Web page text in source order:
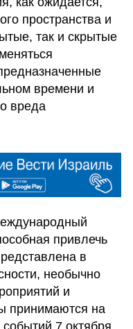
пространства и
так и скрытые
времени и
вреда
привлечь
в
необычно
и
принимаются на
7 октября